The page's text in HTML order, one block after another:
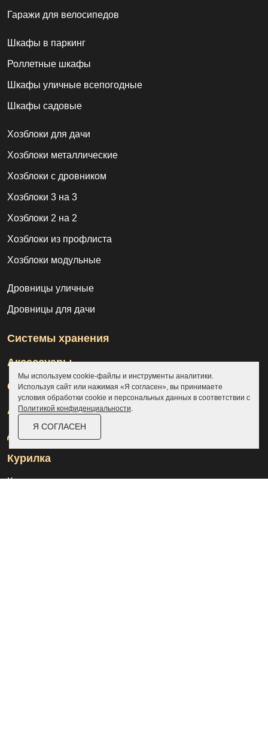
Гаражи для велосипедов
Шкафы в паркинг
Роллетные шкафы
Шкафы уличные всепогодные
Шкафы садовые
Хозблоки для дачи
Хозблоки металлические
Хозблоки с дровником
Хозблоки 3 на 3
Хозблоки 2 на 2
Хозблоки из профлиста
Хозблоки модульные
Дровницы уличные
Дровницы для дачи
Системы хранения
Аксессуары
Склады
Ангары
Дровницы
Курилка
Контакты
Мы используем cookie-файлы и инструменты аналитики.
Используя сайт или нажимая «Я согласен», вы принимаете
условия обработки cookie и персональных данных в соответствии с
Политикой конфиденциальности.
Я СОГЛАСЕН